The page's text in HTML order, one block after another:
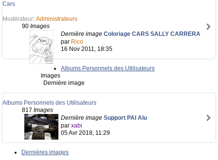
Cars
Modérateur: Administrateurs
90 Images
Dernière image Coloriage CARS SALLY CARRERA
par Rico
16 Nov 2011, 18:35
Albums Personnels des Utilisateurs
Images
Dernière image
Albums Personnels des Utilisateurs
817 Images
Dernière image Support PAI Alu
par xabi
05 Avr 2018, 11:29
Dernières images